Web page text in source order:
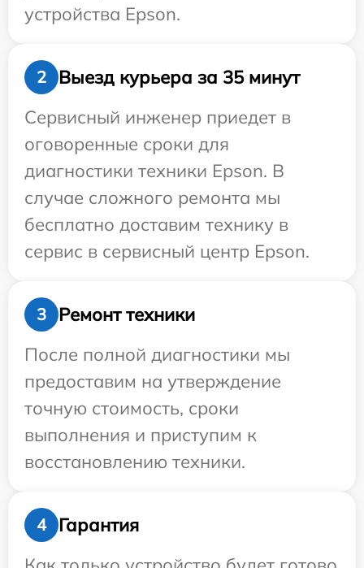
устройства Epson.
2
Выезд курьера за 35 минут
Сервисный инженер приедет в
оговоренные сроки для
диагностики техники Epson. В
случае сложного ремонта мы
бесплатно доставим технику в
сервис в сервисный центр Epson.
3
Ремонт техники
После полной диагностики мы
предоставим на утверждение
точную стоимость, сроки
выполнения и приступим к
восстановлению техники.
4
Гарантия